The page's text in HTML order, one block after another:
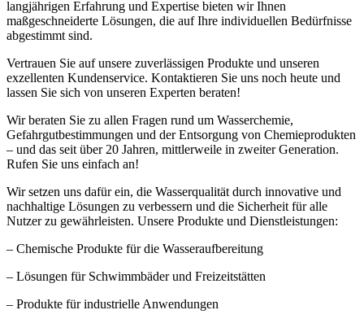
langjährigen Erfahrung und Expertise bieten wir Ihnen
maßgeschneiderte Lösungen, die auf Ihre individuellen Bedürfnisse
abgestimmt sind.
Vertrauen Sie auf unsere zuverlässigen Produkte und unseren
exzellenten Kundenservice. Kontaktieren Sie uns noch heute und
lassen Sie sich von unseren Experten beraten!
Wir beraten Sie zu allen Fragen rund um Wasserchemie,
Gefahrgutbestimmungen und der Entsorgung von Chemieprodukten
– und das seit über 20 Jahren, mittlerweile in zweiter Generation.
Rufen Sie uns einfach an!
Wir setzen uns dafür ein, die Wasserqualität durch innovative und
nachhaltige Lösungen zu verbessern und die Sicherheit für alle
Nutzer zu gewährleisten. Unsere Produkte und Dienstleistungen:
– Chemische Produkte für die Wasseraufbereitung
– Lösungen für Schwimmbäder und Freizeitstätten
– Produkte für industrielle Anwendungen